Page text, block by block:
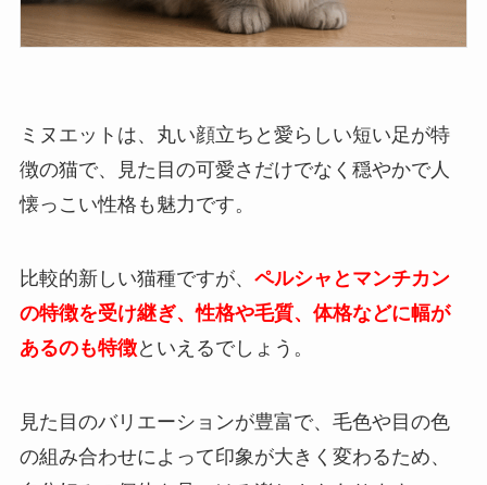
ミヌエットは、丸い顔立ちと愛らしい短い足が特
徴の猫で、見た目の可愛さだけでなく穏やかで人
懐っこい性格も魅力です。
比較的新しい猫種ですが、 ペルシャとマンチカン
の特徴を受け継ぎ、性格や毛質、体格などに幅が
あるのも特徴といえるでしょう。
見た目のバリエーションが豊富で、毛色や目の色
の組み合わせによって印象が大きく変わるため、